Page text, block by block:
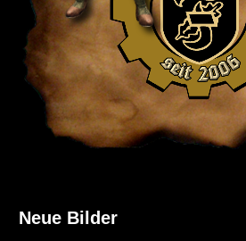
Neue Bilder